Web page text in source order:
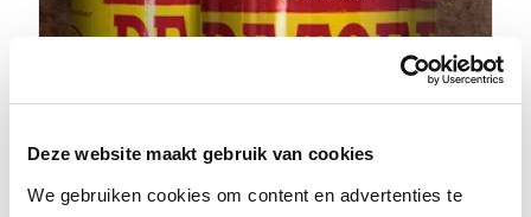
Deze website maakt gebruik van cookies
We gebruiken cookies om content en advertenties te